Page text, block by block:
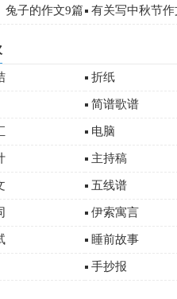
兔子的作文9篇 有关写中秋节作
折纸
简谱歌谱
电脑
主持稿
五线谱
伊索寓言
睡前故事
手抄报